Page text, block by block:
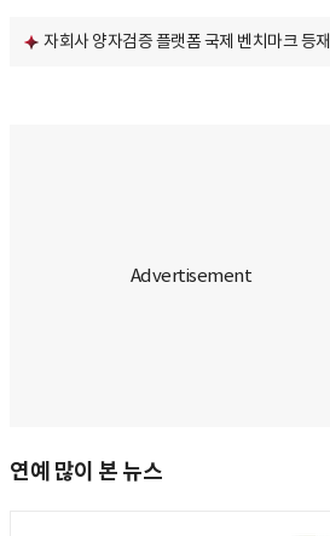
자회사 양자검증 플랫폼 국제 벤치마크 등재
연예 많이 본 뉴스